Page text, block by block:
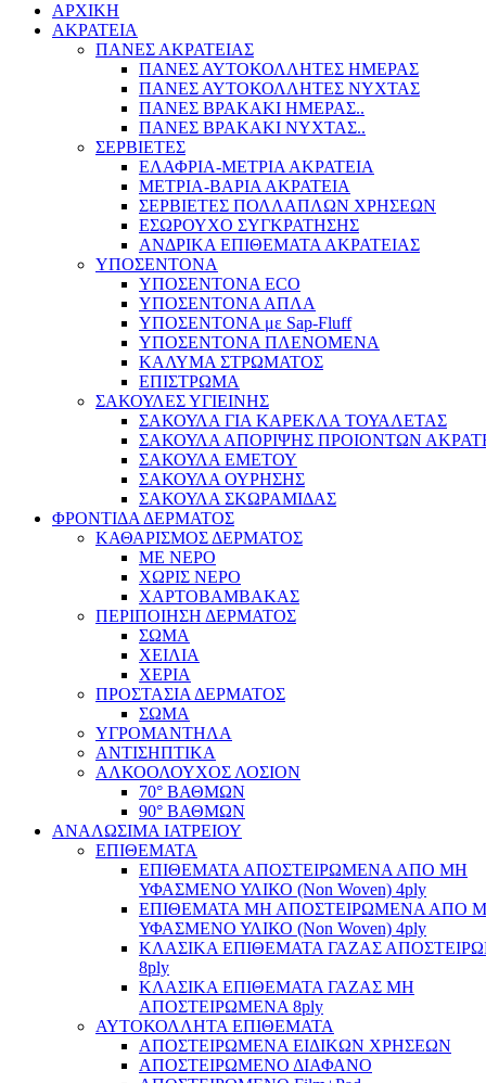
ΑΡΧΙΚΗ
ΑΚΡΑΤΕΙΑ
ΠΑΝΕΣ ΑΚΡΑΤΕΙΑΣ
ΠΑΝΕΣ ΑΥΤΟΚΟΛΛΗΤΕΣ ΗΜΕΡΑΣ
ΠΑΝΕΣ ΑΥΤΟΚΟΛΛΗΤΕΣ ΝΥΧΤΑΣ
ΠΑΝΕΣ ΒΡΑΚΑΚΙ ΗΜΕΡΑΣ..
ΠΑΝΕΣ ΒΡΑΚΑΚΙ ΝΥΧΤΑΣ..
ΣΕΡΒΙΕΤΕΣ
ΕΛΑΦΡΙΑ-ΜΕΤΡΙΑ ΑΚΡΑΤΕΙΑ
ΜΕΤΡΙΑ-ΒΑΡΙΑ ΑΚΡΑΤΕΙΑ
ΣΕΡΒΙΕΤΕΣ ΠΟΛΛΑΠΛΩΝ ΧΡΗΣΕΩΝ
ΕΣΩΡΟΥΧΟ ΣΥΓΚΡΑΤΗΣΗΣ
ΑΝΔΡΙΚΑ ΕΠΙΘΕΜΑΤΑ ΑΚΡΑΤΕΙΑΣ
ΥΠΟΣΕΝΤΟΝΑ
ΥΠΟΣΕΝΤΟΝΑ ECO
ΥΠΟΣΕΝΤΟΝΑ ΑΠΛΑ
ΥΠΟΣΕΝΤΟΝΑ με Sap-Fluff
ΥΠΟΣΕΝΤΟΝΑ ΠΛΕΝΟΜΕΝΑ
ΚΑΛΥΜΑ ΣΤΡΩΜΑΤΟΣ
ΕΠΙΣΤΡΩΜΑ
ΣΑΚΟΥΛΕΣ ΥΓΙΕΙΝΗΣ
ΣΑΚΟΥΛΑ ΓΙΑ ΚΑΡΕΚΛΑ ΤΟΥΑΛΕΤΑΣ
ΣΑΚΟΥΛΑ ΑΠΟΡΙΨΗΣ ΠΡΟΙΟΝΤΩΝ
ΣΑΚΟΥΛΑ ΕΜΕΤΟΥ
ΣΑΚΟΥΛΑ ΟΥΡΗΣΗΣ
ΣΑΚΟΥΛΑ ΣΚΩΡΑΜΙΔΑΣ
ΦΡΟΝΤΙΔΑ ΔΕΡΜΑΤΟΣ
ΚΑΘΑΡΙΣΜΟΣ ΔΕΡΜΑΤΟΣ
ΜΕ ΝΕΡΟ
ΧΩΡΙΣ ΝΕΡΟ
ΧΑΡΤΟΒΑΜΒΑΚΑΣ
ΠΕΡΙΠΟΙΗΣΗ ΔΕΡΜΑΤΟΣ
ΣΩΜΑ
ΧΕΙΛΙΑ
ΧΕΡΙΑ
ΠΡΟΣΤΑΣΙΑ ΔΕΡΜΑΤΟΣ
ΣΩΜΑ
ΥΓΡΟΜΑΝΤΗΛΑ
ΑΝΤΙΣΗΠΤΙΚΑ
ΑΛΚΟΟΛΟΥΧΟΣ ΛΟΣΙΟΝ
70° ΒΑΘΜΩΝ
90° ΒΑΘΜΩΝ
ΑΝΑΛΩΣΙΜΑ ΙΑΤΡΕΙΟΥ
ΕΠΙΘΕΜΑΤΑ
ΕΠΙΘΕΜΑΤΑ ΑΠΟΣΤΕΙΡΩΜΕΝΑ ΑΠΟ ΜΗ
ΥΦΑΣΜΕΝΟ ΥΛΙΚΟ (Non Woven) 4ply
ΕΠΙΘΕΜΑΤΑ ΜΗ ΑΠΟΣΤΕΙΡΩΜΕΝΑ ΑΠΟ
ΥΦΑΣΜΕΝΟ ΥΛΙΚΟ (Non Woven) 4ply
ΚΛΑΣΙΚΑ ΕΠΙΘΕΜΑΤΑ ΓΑΖΑΣ
8ply
ΚΛΑΣΙΚΑ ΕΠΙΘΕΜΑΤΑ ΓΑΖΑΣ ΜΗ
ΑΠΟΣΤΕΙΡΩΜΕΝΑ 8ply
ΑΥΤΟΚΟΛΛΗΤΑ ΕΠΙΘΕΜΑΤΑ
ΑΠΟΣΤΕΙΡΩΜΕΝΑ ΕΙΔΙΚΩΝ ΧΡΗΣΕΩΝ
ΑΠΟΣΤΕΙΡΩΜΕΝΟ ΔΙΑΦΑΝΟ